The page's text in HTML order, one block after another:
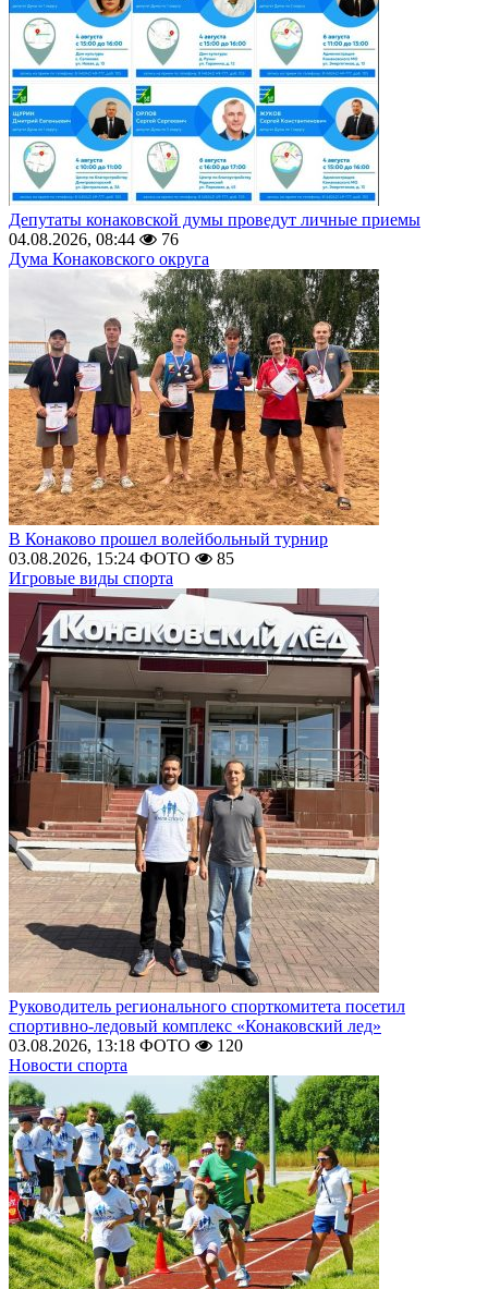
Депутаты конаковской думы проведут личные приемы
04.08.2026, 08:44
76
Дума Конаковского округа
В Конаково прошел волейбольный турнир
03.08.2026, 15:24 ФОТО
85
Игровые виды спорта
Руководитель регионального спорткомитета посетил
спортивно-ледовый комплекс «Конаковский лед»
03.08.2026, 13:18 ФОТО
120
Новости спорта